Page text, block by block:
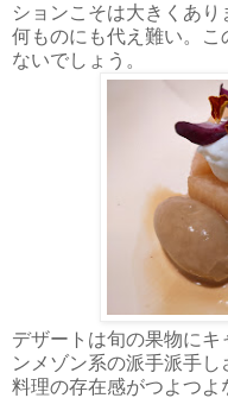
ションこそは大きくあ
何ものにも代え難い。こ
ないでしょう。
デザートは旬の果物に
ンメゾン系の派手派手
料理の存在感がつよつ